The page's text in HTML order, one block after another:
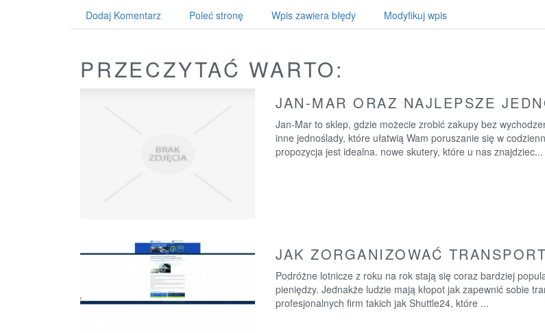
Dodaj Komentarz Poleć stronę Wpis zawiera błędy Modyfikuj wpis
PRZECZYTAĆ WARTO:
JAN-MAR ORAZ NAJLEPSZE
Jan-Mar to sklep, gdzie możecie zrobić zakupy bez
inne jednoślady, które ułatwią Wam poruszanie się w
propozycja jest idealna. nowe skutery, które u nas znajdziec...
JAK ZORGANIZOWAĆ
Podróżne lotnicze z roku na rok stają się coraz bardziej
pieniędzy. Jednakże ludzie mają kłopot jak zapewnić sobie
profesjonalnych firm takich jak Shuttle24, które ...